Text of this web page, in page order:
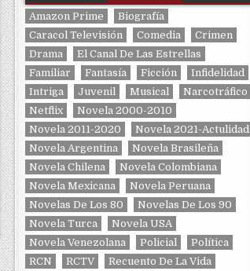
Amazon Prime
Biografía
Caracol Televisión
Comedia
Crimen
Drama
El Canal De Las Estrellas
Familiar
Fantasía Ficción
Infidelidad
Intriga
Juvenil Musical
Narcotráfico
Netflix
Novela 2000-2010
Novela 2011-2020
Novela 2021-Actulidad
Novela Argentina
Novela Brasileña
Novela Chilena
Novela Colombiana
Novela Mexicana
Novela Peruana
Novelas De Los 80
Novelas De Los 90
Novela Turca
Novela USA
Novela Venezolana
Policial
Política
RCN
RCTV
Recuento De La Vida